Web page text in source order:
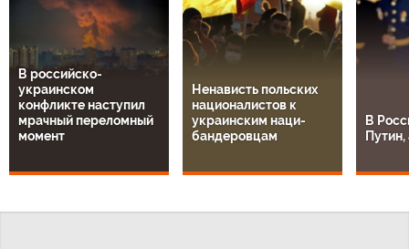
В российско-
украинском
конфликте наступил
мрачный переломный
момент
Ненависть польских
националистов к
украинским наци-
бандеровцам
В